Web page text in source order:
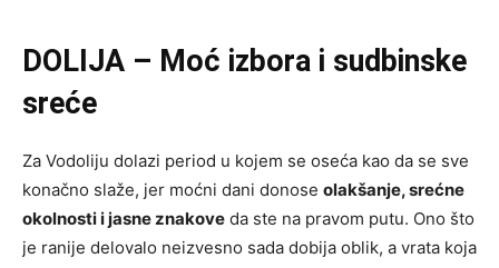
DOLIJA – Moć izbora i sudbinske
sreće
Za Vodoliju dolazi period u kojem se oseća kao da se sve
konačno slaže, jer moćni dani donose olakšanje, srećne
okolnosti i jasne znakove da ste na pravom putu. Ono što
je ranije delovalo neizvesno sada dobija oblik, a vrata koja